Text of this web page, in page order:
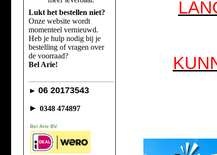
Lukt het bestellen niet?
Onze website wordt
momenteel vernieuwd.
Heb je hulp nodig bij je
bestelling of vragen over
de voorraad?
Bel Arie!
► 06 20173543
► 0348 474897
Bel Arie BV.